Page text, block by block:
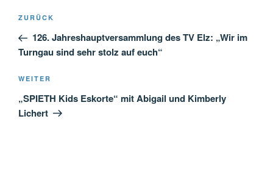
Beitragsnavigation
Vorheriger
Beitrag
ZURÜCK
126. Jahreshauptversammlung des TV Elz: „Wir im
Turngau sind sehr stolz auf euch“
Nächster
Beitrag
WEITER
„SPIETH Kids Eskorte“ mit Abigail und Kimberly
Lichert